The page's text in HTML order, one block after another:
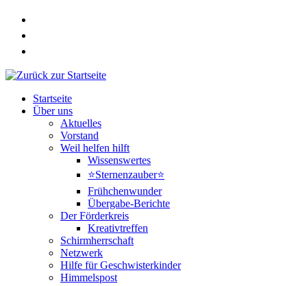
Zum
springen
Startseite
Über uns
Aktuelles
Vorstand
Weil helfen hilft
Wissenswertes
⭐Sternenzauber⭐
Frühchenwunder
Übergabe-Berichte
Der Förderkreis
Kreativtreffen
Schirmherrschaft
Netzwerk
Hilfe für Geschwisterkinder
Himmelspost